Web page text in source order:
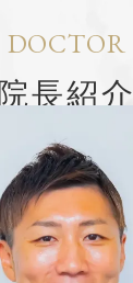
DOCTOR
院長紹介